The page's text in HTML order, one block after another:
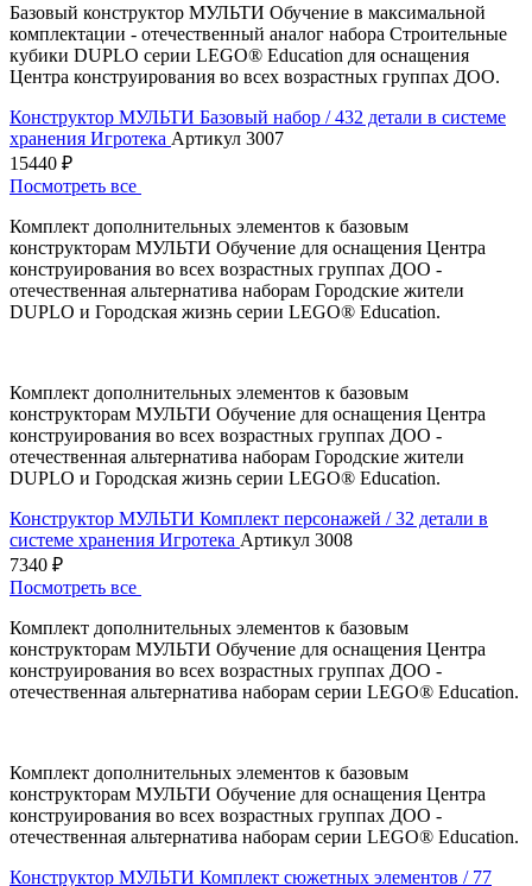
Базовый конструктор МУЛЬТИ Обучение в максимальной
комплектации - отечественный аналог набора Строительные
кубики DUPLO серии LEGO® Education для оснащения
Центра конструирования во всех возрастных группах ДОО.
Конструктор МУЛЬТИ Базовый набор / 432 детали в системе
хранения Игротека Артикул 3007
15440 ₽
Посмотреть все
Комплект дополнительных элементов к базовым
конструкторам МУЛЬТИ Обучение для оснащения Центра
конструирования во всех возрастных группах ДОО -
отечественная альтернатива наборам Городские жители
DUPLO и Городская жизнь серии LEGO® Education.
Комплект дополнительных элементов к базовым
конструкторам МУЛЬТИ Обучение для оснащения Центра
конструирования во всех возрастных группах ДОО -
отечественная альтернатива наборам Городские жители
DUPLO и Городская жизнь серии LEGO® Education.
Конструктор МУЛЬТИ Комплект персонажей / 32 детали в
системе хранения Игротека Артикул 3008
7340 ₽
Посмотреть все
Комплект дополнительных элементов к базовым
конструкторам МУЛЬТИ Обучение для оснащения Центра
конструирования во всех возрастных группах ДОО -
отечественная альтернатива наборам серии LEGO® Education.
Комплект дополнительных элементов к базовым
конструкторам МУЛЬТИ Обучение для оснащения Центра
конструирования во всех возрастных группах ДОО -
отечественная альтернатива наборам серии LEGO® Education.
Конструктор МУЛЬТИ Комплект сюжетных элементов / 77